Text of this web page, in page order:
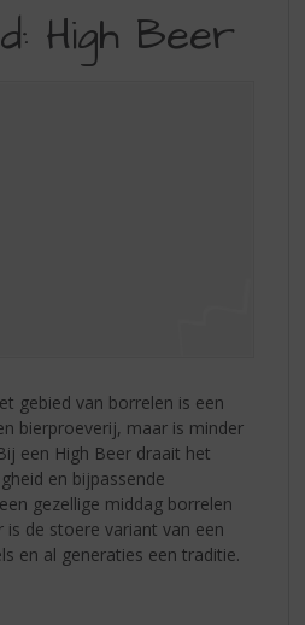
High Beer
gebied van borrelen is een
bierproeverij, maar is minder
een High Beer draait het
en bijpassende
gezellige middag borrelen
is de stoere variant van een
en al generaties een traditie.